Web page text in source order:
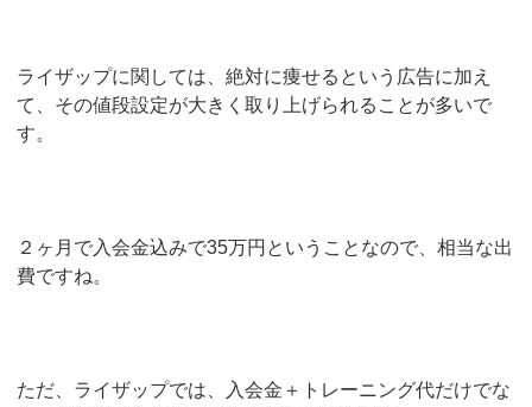
ライザップに関しては、絶対に痩せるという広告に加え
て、その値段設定が大きく取り上げられることが多いで
す。
２ヶ月で入会金込みで35万円ということなので、相当な出
費ですね。
ただ、ライザップでは、入会金＋トレーニング代だけでな